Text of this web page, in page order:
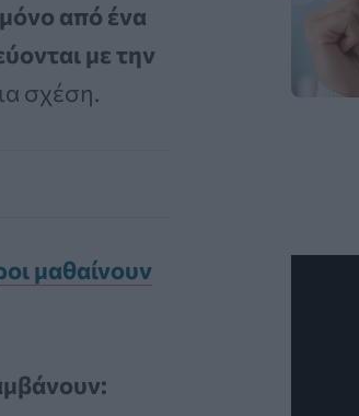
από ένα
με την
σχέση.
μαθαίνουν